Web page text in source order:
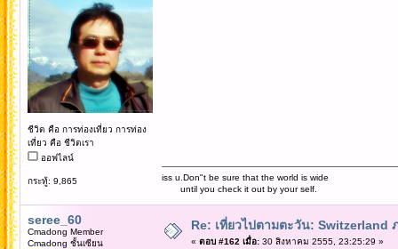
ชีวิต คือ การท่องเที่ยว การท่อง
เที่ยว คือ ชีวิตเรา
ออฟไลน์
กระทู้: 9,865
iss u.Don"t be sure that the world is wide
until you check it out by your self.
seree_60
Cmadong Member
Cmadong ชั้นเซียน
Re: เที่ยวไปตามตะวัน: Switzerland
« ตอบ #162 เมื่อ:30 สิงหาคม 2555, 23:25:29 »